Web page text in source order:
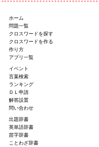
ホーム
問題一覧
クロスワードを探す
クロスワードを作る
作り方
アプリ一覧
イベント
言葉検索
ランキング
ＤＬ申請
解答設置
問い合わせ
出題辞書
英単語辞書
苗字辞書
ことわざ辞書